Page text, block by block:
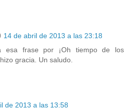
14 de abril de 2013 a las 23:18
esa frase por ¡Oh tiempo de los
gracia. Un saludo.
de 2013 a las 13:58